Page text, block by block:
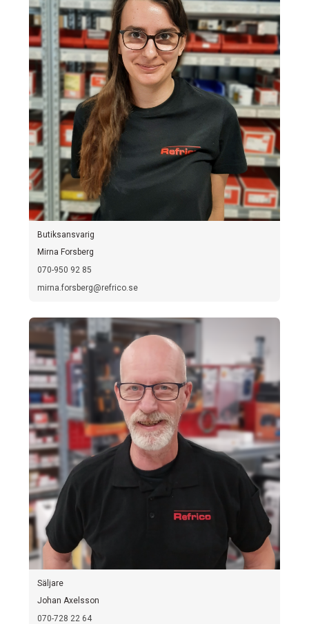
Butiksansvarig
Mirna Forsberg
070-950 92 85
mirna.forsberg@refrico.se
Säljare
Johan Axelsson
070-728 22 64